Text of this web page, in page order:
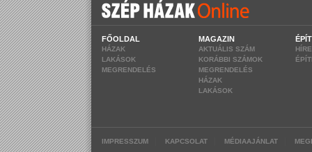
FŐOLDAL
HÁZAK
LAKÁSOK
MEGRENDELÉS
MAGAZIN
AKTUÁLIS SZÁM
KORÁBBI SZÁMOK
MEGRENDELÉS
HÁZAK
LAKÁSOK
IMPRESSZUM KAPCSOLAT MÉDIAAJÁNLAT